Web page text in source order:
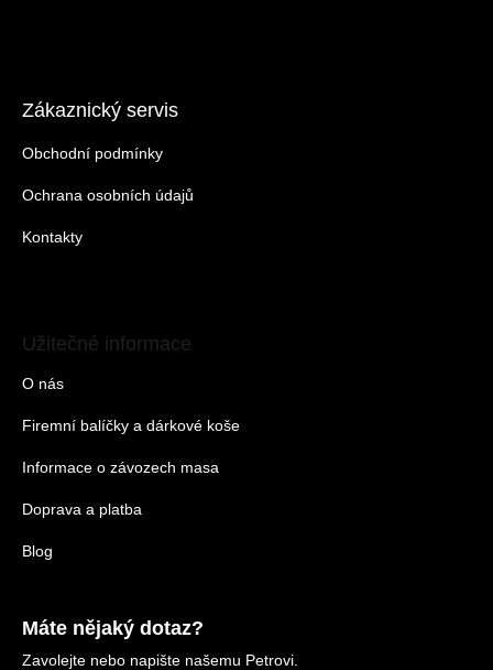
Zákaznický servis
Obchodní podmínky
Ochrana osobních údajů
Kontakty
Užitečné informace
O nás
Firemní balíčky a dárkové koše
Informace o závozech masa
Doprava a platba
Blog
Máte nějaký dotaz?
Zavolejte nebo napište našemu Petrovi.